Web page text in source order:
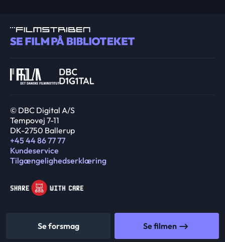
Se forsmag Se filmen
© DBC Digital A/S
Tempovej 7-11
DK-2750 Ballerup
+45 44 86 77 77
Kundeservice
Tilgængelighedserklæring